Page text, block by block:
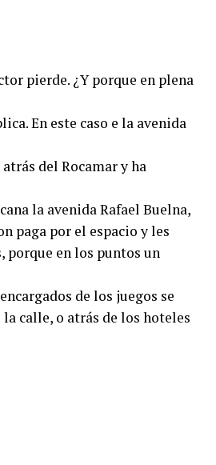
pierde. ¿Y porque en plena
En este caso e la avenida
del Rocamar y ha
la avenida Rafael Buelna,
paga por el espacio y les
porque en los puntos un
de los juegos se
calle, o atrás de los hoteles